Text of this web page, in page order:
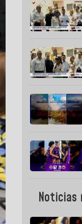
Noticias